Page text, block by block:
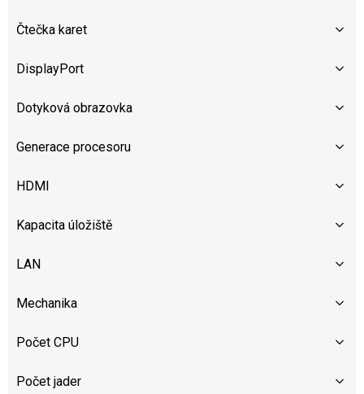
Čtečka karet
DisplayPort
Dotyková obrazovka
Generace procesoru
HDMI
Kapacita úložiště
LAN
Mechanika
Počet CPU
Počet jader